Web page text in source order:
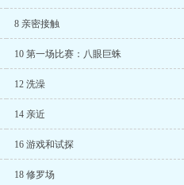
8 亲密接触
10 第一场比赛：八眼巨蛛
12 洗澡
14 亲近
16 游戏和试探
18 修罗场